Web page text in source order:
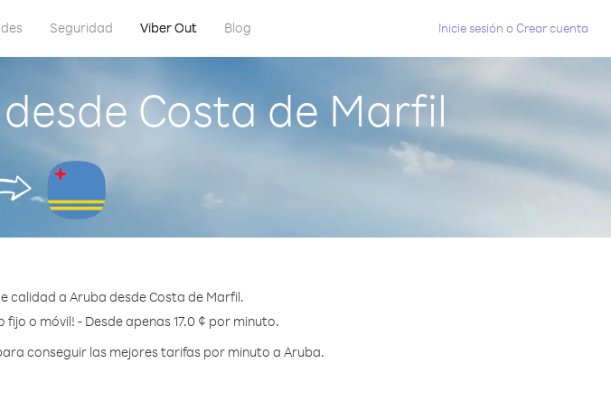
Seguridad Viber Out Blog Inicie sesión oCrear cuenta
Costa de Marfil
calidad a Aruba desde Costa de Marfil.
o móvil! - Desde apenas 17.0 ¢ por minuto.
conseguir las mejores tarifas por minuto a Aruba.